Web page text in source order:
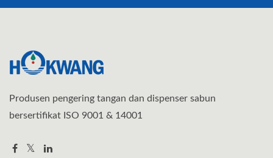
Produsen pengering tangan dan dispenser sabun
bersertifikat ISO 9001 & 14001